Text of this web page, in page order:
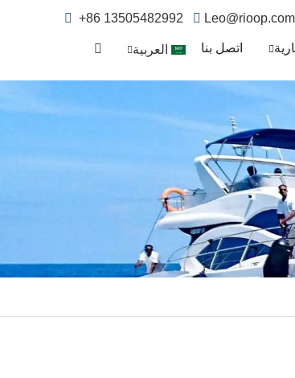
+86 13505482992 Leo@rioop.com
اتصل بنا العربية